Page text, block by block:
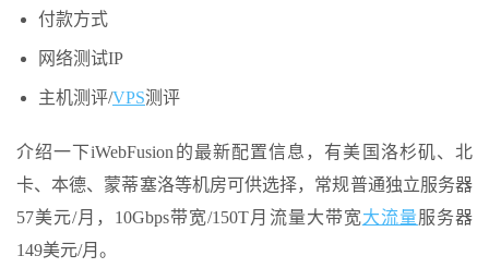
付款方式
网络测试IP
主机测评/VPS测评
介绍一下iWebFusion的最新配置信息，有美国洛杉矶、北
卡、本德、蒙蒂塞洛等机房可供选择，常规普通独立服务器
57美元/月，10Gbps带宽/150T月流量大带宽大流量服务器
149美元/月。